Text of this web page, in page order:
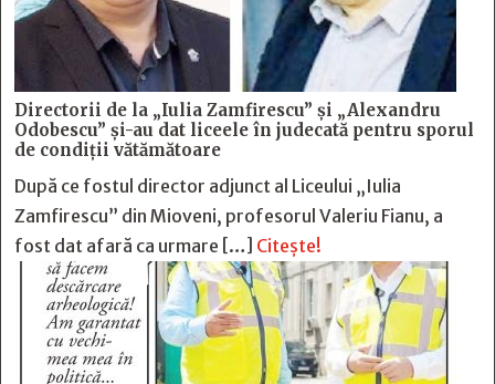
Directorii de la „Iulia Zamfirescu” și „Alexandru
Odobescu” și-au dat liceele în judecată pentru sporul
de condiții vătămătoare
După ce fostul director adjunct al Liceului „Iulia
Zamfirescu” din Mioveni, profesorul Valeriu Fianu, a
fost dat afară ca urmare […] Citește!